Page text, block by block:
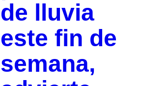
de lluvia
este fin de
semana,